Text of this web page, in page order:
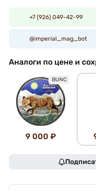
+7 (926) 049-42-99
@imperial_mag_bot
Аналоги по цене и
BUNC
9 000 ₽